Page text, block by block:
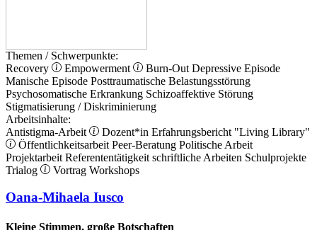
Themen / Schwerpunkte:
Recovery
Empowerment Burn-Out Depressive Episode
Manische Episode Posttraumatische Belastungsstörung
Psychosomatische Erkrankung Schizoaffektive Störung
Stigmatisierung / Diskriminierung
Arbeitsinhalte:
Antistigma-Arbeit
Dozent*in Erfahrungsbericht "Living Library"
Öffentlichkeitsarbeit Peer-Beratung Politische Arbeit
Projektarbeit Referententätigkeit schriftliche Arbeiten Schulprojekte
Trialog
Vortrag Workshops
Oana-Mihaela Iusco
Kleine Stimmen, große Botschaften